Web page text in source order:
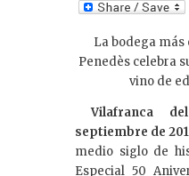
La bodega
Penedès celebra
vino de
Vilafranca
septiembre de
medio siglo de
Especial 50